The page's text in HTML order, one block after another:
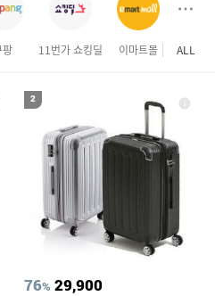
케이블 대나무돗자리
겹대나무화장지 18 가디건
성인용세발자전거중고
ALL
팡 11번가 쇼킹딜 이마트몰 롯데
2
76% 29,900